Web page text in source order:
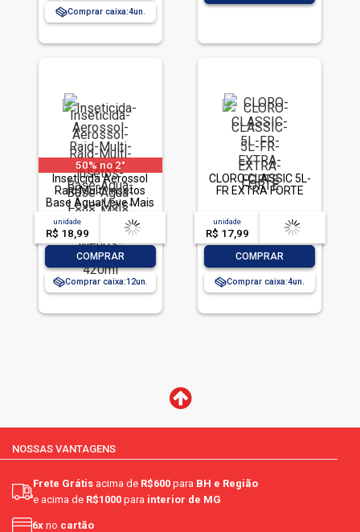
Comprar caixa:4
50% no 2°
Inseticida Aerossol
Raid Multi-insetos
Base Água Leve Mais
Pague Menos 420ml
unidade
R$ 18,99
acima de
-- --,--un.
COMPRAR
Comprar caixa:12
CLORO CLASSIC 5L-
FR EXTRA FORTE
unidade
R$ 17,99
acima de
-- --,--un.
COMPRAR
Comprar caixa:4
NOSSAS VANTAGENS
Frete Grátis acima de R$600 para BH e Região
e acima de R$1000 para interior de MG
6x no cartão